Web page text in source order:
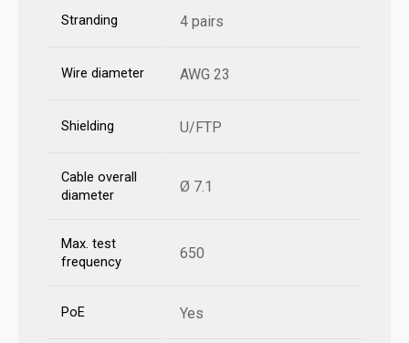
Stranding 4 pairs
Wire diameter AWG 23
Shielding U/FTP
Cable overall
diameter
Ø 7.1
Max. test
frequency
650
PoE Yes